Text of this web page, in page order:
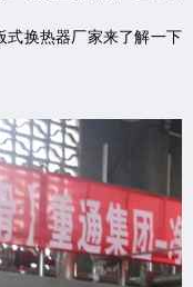
式换热器厂家来了解一下